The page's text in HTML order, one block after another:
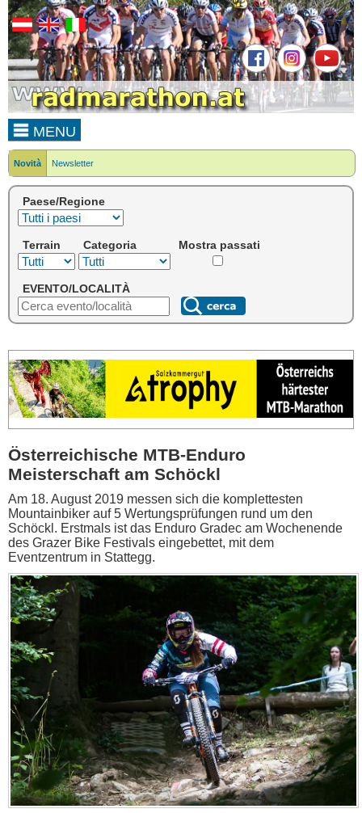
MENU
Novità Newsletter
Paese/Regione
Terrain Categoria Mostra passati
EVENTO/LOCALITÀ
Österreichische MTB-Enduro
Meisterschaft am Schöckl
Am 18. August 2019 messen sich die komplettesten
Mountainbiker auf 5 Wertungsprüfungen rund um den
Schöckl. Erstmals ist das Enduro Gradec am Wochenende
des Grazer Bike Festivals eingebettet, mit dem
Eventzentrum in Stattegg.